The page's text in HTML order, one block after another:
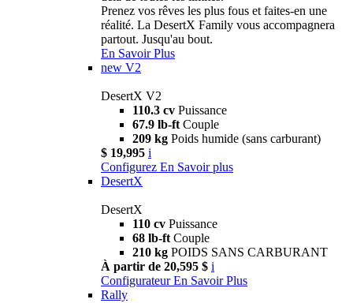
Prenez vos rêves les plus fous et faites-en une
réalité. La DesertX Family vous accompagnera
partout. Jusqu'au bout.
En Savoir Plus
new V2
DesertX V2
110.3 cv Puissance
67.9 lb-ft Couple
209 kg Poids humide (sans carburant)
$ 19,995 i
Configurez En Savoir plus
DesertX
DesertX
110 cv Puissance
68 lb-ft Couple
210 kg POIDS SANS CARBURANT
À partir de 20,595 $ i
Configurateur En Savoir Plus
Rally